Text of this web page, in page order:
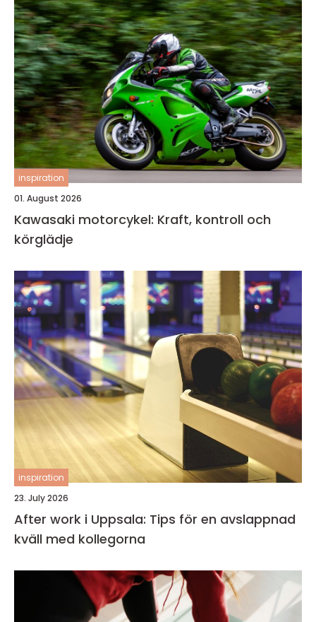
inspiration
01. August 2026
Kawasaki motorcykel: Kraft, kontroll och
körglädje
inspiration
23. July 2026
After work i Uppsala: Tips för en avslappnad
kväll med kollegorna